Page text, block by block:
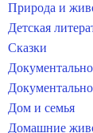
Природа и
Детская
Сказки
Дом и семья
Домашние